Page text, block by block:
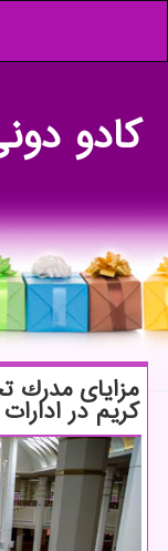
كادو
مزایای مدرك
كریم در